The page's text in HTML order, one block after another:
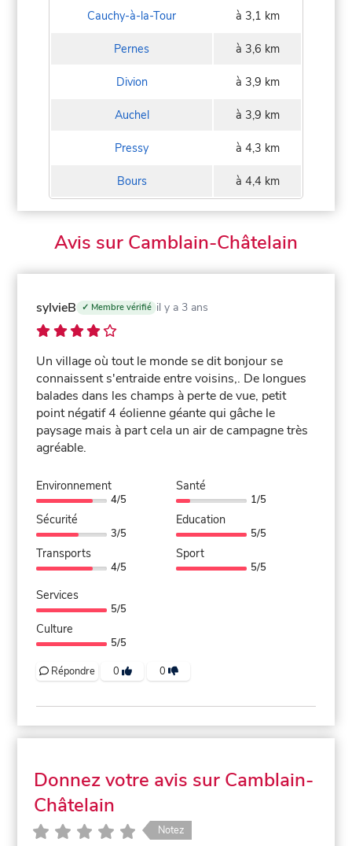
Cauchy-à-la-Tour à 3,1 km
Pernes à 3,6 km
Divion à 3,9 km
Auchel à 3,9 km
Pressy à 4,3 km
Bours à 4,4 km
Avis sur Camblain-Châtelain
sylvieB ✓ Membre vérifié il y a 3 ans
Un village où tout le monde se dit bonjour se
connaissent s'entraide entre voisins,. De longues
balades dans les champs à perte de vue, petit
point négatif 4 éolienne géante qui gâche le
paysage mais à part cela un air de campagne très
agréable.
Environnement
4/5
Sécurité
3/5
Transports
4/5
Santé
1/5
Education
5/5
Sport
5/5
Services
5/5
Culture
5/5
Répondre 0 0
Donnez votre avis sur Camblain-
Châtelain
Notez